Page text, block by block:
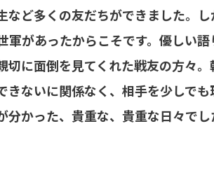
ど多くの友だちができました。
があったからこそです。優しい語
に面倒を見てくれた戦友の方々。
ないに関係なく、相手を少しで
かった、貴重な、貴重な日々でし